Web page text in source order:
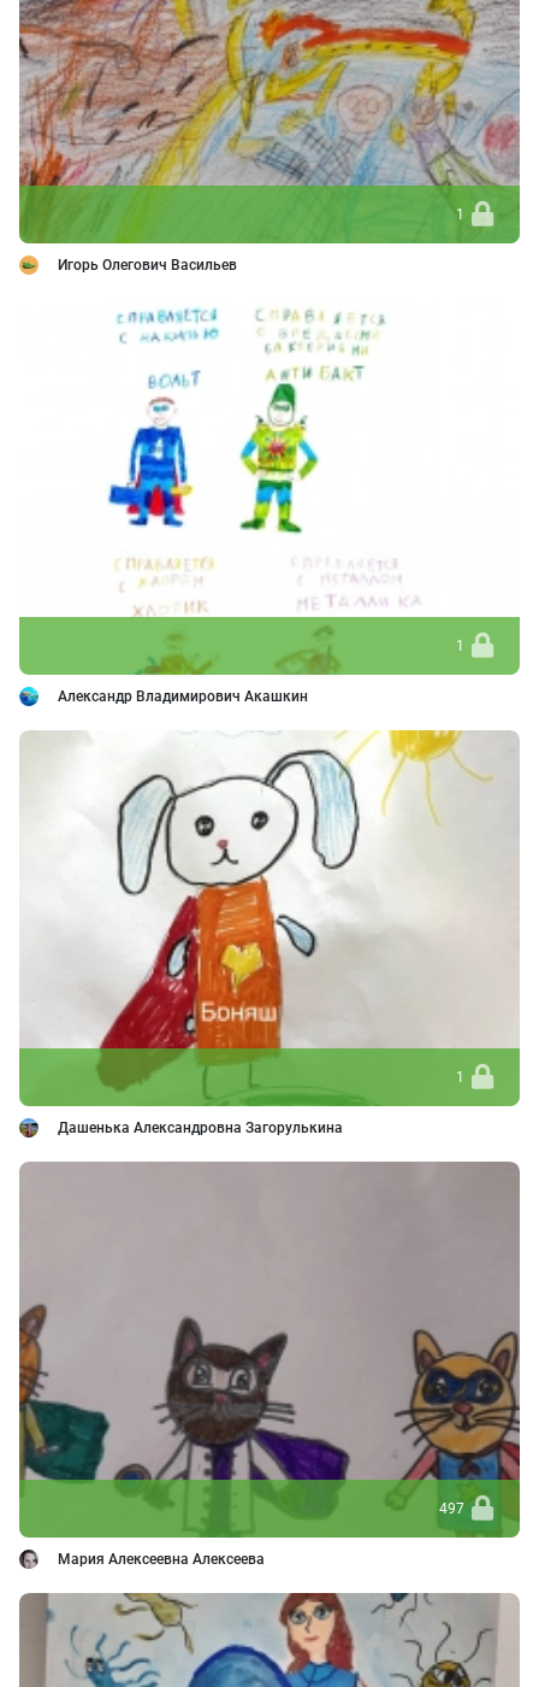
1
Игорь Олегович Васильев
1
Александр Владимирович Акашкин
1
Дашенька Александровна Загорулькина
497
Мария Алексеевна Алексеева